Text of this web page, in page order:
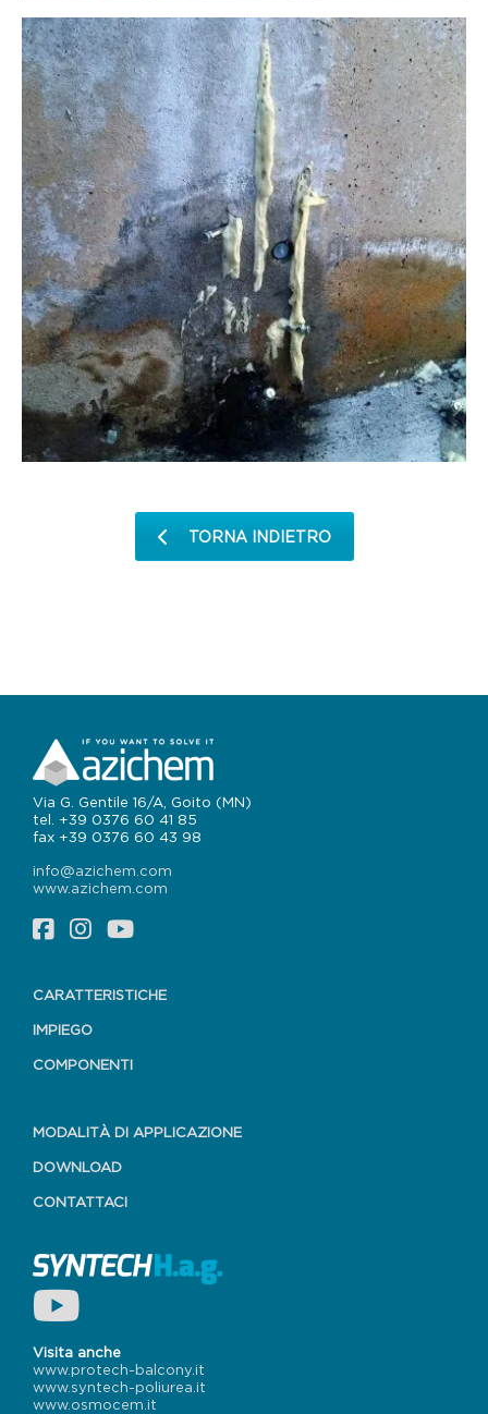
TORNA INDIETRO
Via G. Gentile 16/A, Goito (MN)
tel. +39 0376 60 41 85
fax +39 0376 60 43 98
info@azichem.com
www.azichem.com
CARATTERISTICHE
IMPIEGO
COMPONENTI
MODALITÀ DI APPLICAZIONE
DOWNLOAD
CONTATTACI
Visita anche
www.protech-balcony.it
www.syntech-poliurea.it
www.osmocem.it